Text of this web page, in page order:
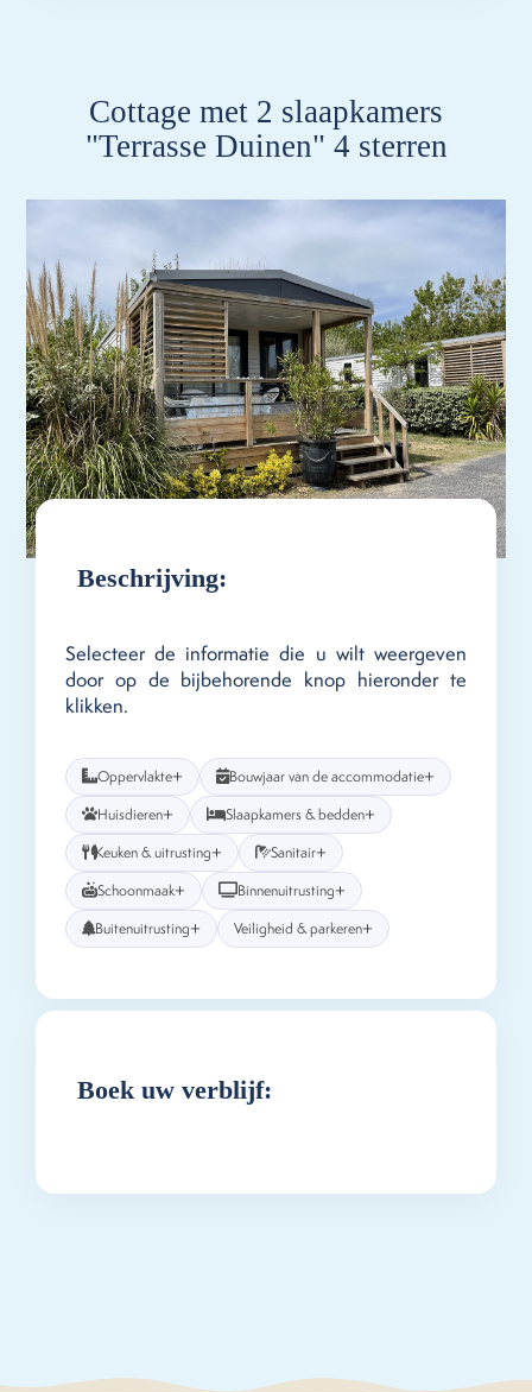
Cottage met 2 slaapkamers
"Terrasse Duinen" 4 sterren
Beschrijving:
Selecteer de informatie die u wilt weergeven
door op de bijbehorende knop hieronder te
klikken.
Oppervlakte+ Bouwjaar van de accommodatie+
Huisdieren+ Slaapkamers & bedden+
Keuken & uitrusting+ Sanitair+
Schoonmaak+ Binnenuitrusting+
Buitenuitrusting+ Veiligheid & parkeren+
Boek uw verblijf: